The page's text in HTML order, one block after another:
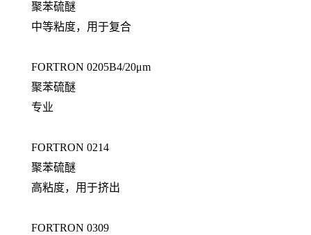
聚苯硫醚
中等粘度，用于复合
FORTRON 0205B4/20μm
聚苯硫醚
专业
FORTRON 0214
聚苯硫醚
高粘度，用于挤出
FORTRON 0309